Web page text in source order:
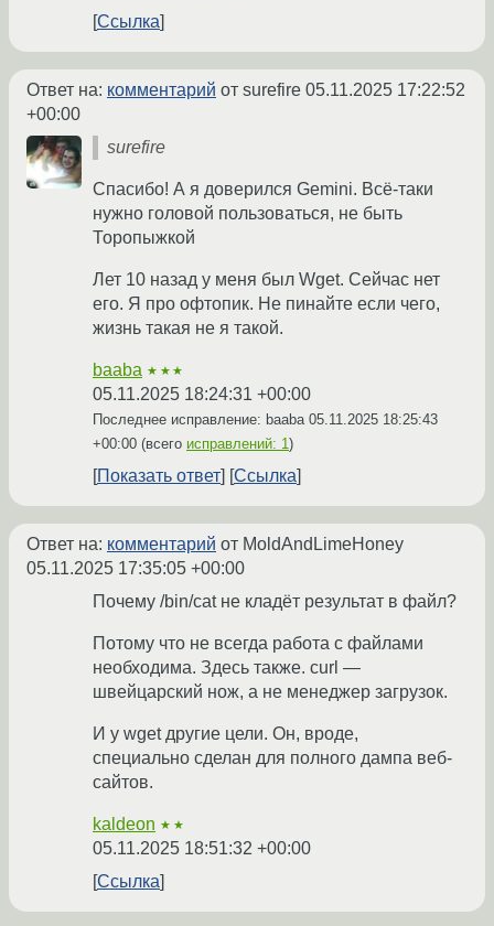
Ссылка
Ответ на: комментарий от surefire 05.11.2025 17:22:52
+00:00
surefire
Спасибо! А я доверился Gemini. Всё-таки
нужно головой пользоваться, не быть
Торопыжкой
Лет 10 назад у меня был Wget. Сейчас нет
его. Я про офтопик. Не пинайте если чего,
жизнь такая не я такой.
baaba ★★★
05.11.2025 18:24:31 +00:00
Последнее исправление: baaba 05.11.2025 18:25:43
+00:00 (всего исправлений: 1)
Показать ответ Ссылка
Ответ на: комментарий от MoldAndLimeHoney
05.11.2025 17:35:05 +00:00
Почему /bin/cat не кладёт результат в файл?
Потому что не всегда работа с файлами
необходима. Здесь также. curl —
швейцарский нож, а не менеджер загрузок.
И у wget другие цели. Он, вроде,
специально сделан для полного дампа веб-
сайтов.
kaldeon ★★
05.11.2025 18:51:32 +00:00
Ссылка